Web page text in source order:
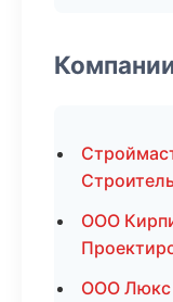
ООО
ООО Люкс